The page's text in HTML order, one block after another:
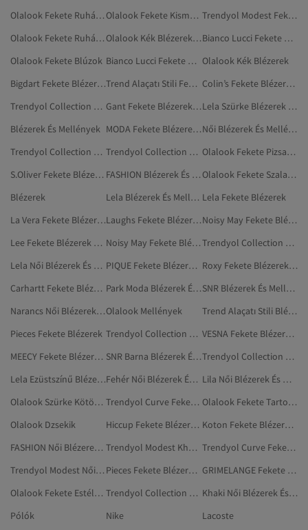
Olalook Fekete Ruházat
Olalook Fekete Kismamaruházat
Trendyol Modest Fekete Szolid Blézerek
Olalook Fekete Ruhák Kismamáknak
Olalook Kék Blézerek És Mellények
Bianco Lucci Fekete Blézerek
Olalook Fekete Blúzok
Bianco Lucci Fekete Blézerek És Mellények Olalook Kék Blézerek
Bigdart Fekete Blézerek És Mellények
Trend Alaçatı Stili Fekete Blézerek És Mellények
Colin’s Fekete Blézerek És Mellények
Trendyol Collection Blézerek És Mellények
Gant Fekete Blézerek És Mellények
Lela Szürke Blézerek És Mellények
Blézerek És Mellények
MODA Fekete Blézerek És Mellények
Női Blézerek És Mellények
Trendyol Collection Fehér Blézerek És Mellények
Trendyol Collection Zöld Blézerek És Mellények
Olalook Fekete Pizsamák
S.Oliver Fekete Blézerek És Mellények
FASHION Blézerek És Mellények
Olalook Fekete Szalagavató Ruhák
Blézerek
Lela Blézerek És Mellények Lela Fekete Blézerek
La Vera Fekete Blézerek És Mellények
Laughs Fekete Blézerek És Mellények
Noisy May Fekete Blézerek És Mellények
Lee Fekete Blézerek És Mellények
Noisy May Fekete Blézerek
Trendyol Collection Szürke Blézerek És Mellények
Lela Női Blézerek És Mellények
PIQUE Fekete Blézerek És Mellények
Roxy Fekete Blézerek És Mellények
Carhartt Fekete Blézerek És Mellények
Park Moda Blézerek És Mellények
SNR Blézerek És Mellények
Narancs Női Blézerek És MellényekOlalook Mellények
Trend Alaçatı Stili Blézerek És Mellények
Pieces Fekete Blézerek
Trendyol Collection Narancs Blézerek És Mellények
VESNA Fekete Blézerek És Mellények
MEECY Fekete Blézerek És Mellények
SNR Barna Blézerek És Mellények
Trendyol Collection Khaki Blézerek És Mellények
Lela Ezüstszínű Blézerek És Mellények
Fehér Női Blézerek És Mellények
Lila Női Blézerek És Mellények
Olalook Szürke Kötött Mellények
Trendyol Curve Fekete Blézerek És Mellények
Olalook Fekete Tartozékok
Olalook Dzsekik
Hiccup Fekete Blézerek És Mellények
Koton Fekete Blézerek És Mellények
FASHION Női Blézerek És Mellények
Trendyol Modest Khaki Blézerek És Mellények
Trendyol Curve Fekete Plus Size Blézerek
Trendyol Modest Női Blézerek És Mellények
Pieces Fekete Blézerek És Mellények
GRIMELANGE Fekete Blézerek És Mellények
Olalook Fekete Estélyi És Báli Ruhák
Trendyol Collection Férfi Blézerek És Mellények
Khaki Női Blézerek És Mellények
Pólók
Nike
Lacoste